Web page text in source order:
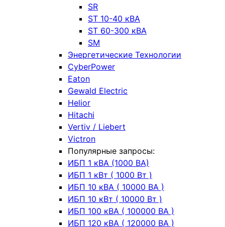
SR
ST 10-40 кВА
ST 60-300 кВА
SM
Энергетические Технологии
CyberPower
Eaton
Gewald Electric
Helior
Hitachi
Vertiv / Liebert
Victron
Популярные запросы:
ИБП 1 кВА (1000 ВА)
ИБП 1 кВт ( 1000 Вт )
ИБП 10 кВА ( 10000 ВА )
ИБП 10 кВт ( 10000 Вт )
ИБП 100 кВА ( 100000 ВА )
ИБП 120 кВА ( 120000 ВА )